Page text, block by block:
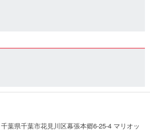
千葉県千葉市花見川区幕張本郷6-25-4 マリオッ